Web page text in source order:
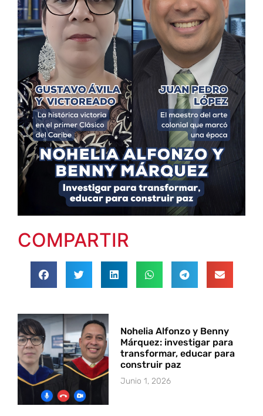
COMPARTIR
Nohelia Alfonzo y Benny
Márquez: investigar para
transformar, educar para
construir paz
Junio 1, 2026